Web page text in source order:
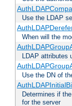
Use the LDAP
When will the
LDAP attributes
Use the DN of
Determines if
for the server